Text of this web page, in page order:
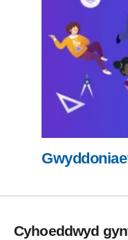
Cyhoeddwyd